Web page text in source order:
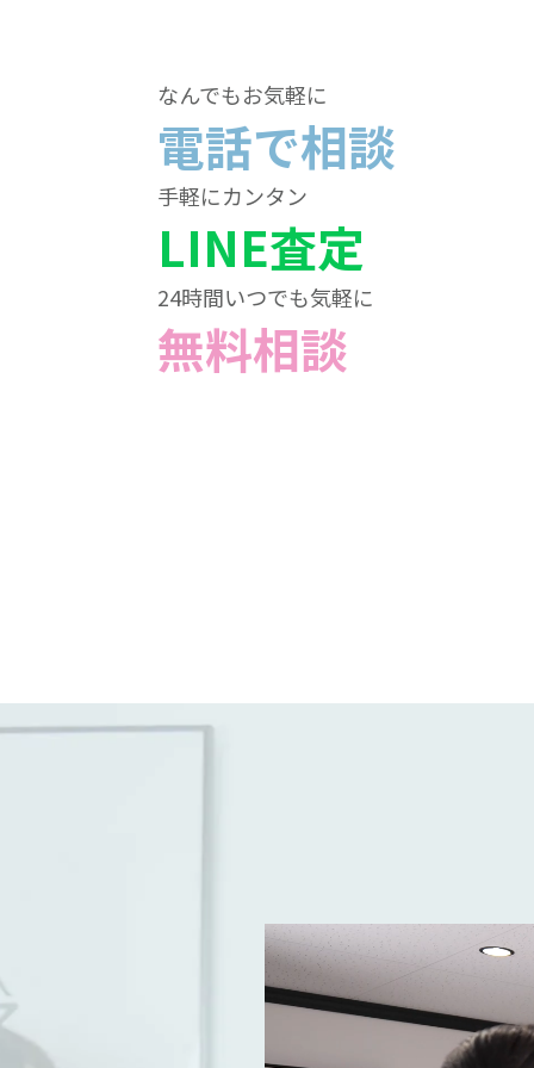
なんでもお気軽に
電話で相談
手軽にカンタン
LINE査定
24時間いつでも気軽に
無料相談